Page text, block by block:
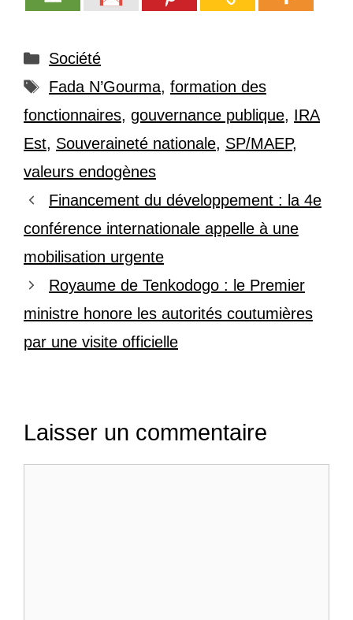
Catégories
Société
Étiquettes
Fada N’Gourma, formation des
fonctionnaires, gouvernance publique, IRA
Est, Souveraineté nationale, SP/MAEP,
valeurs endogènes
Financement du développement : la 4e
conférence internationale appelle à une
mobilisation urgente
Royaume de Tenkodogo : le Premier
ministre honore les autorités coutumières
par une visite officielle
Laisser un commentaire